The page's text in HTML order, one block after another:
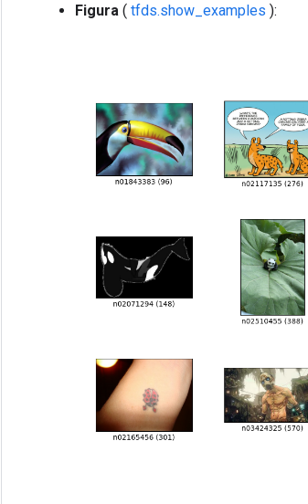
Figura ( tfds.show_examples ):